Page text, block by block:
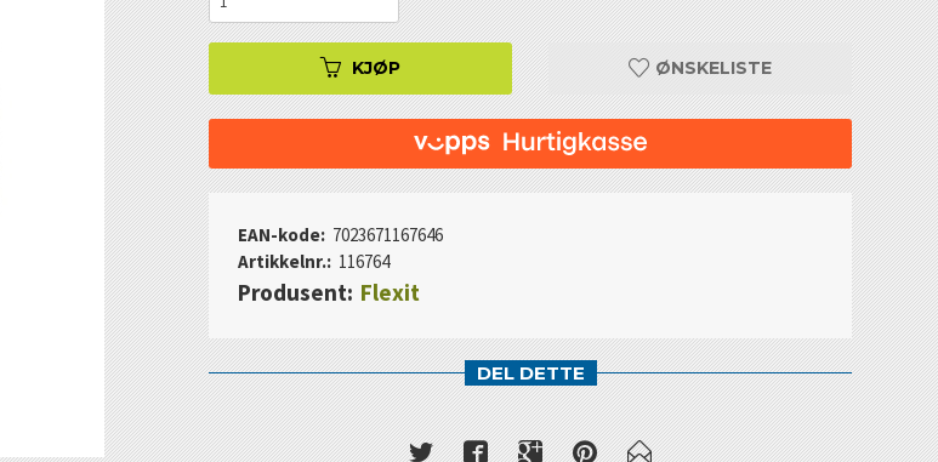
KJØP ØNSKELISTE
EAN-kode: 7023671167646
Artikkelnr.: 116764
Produsent: Flexit
DEL DETTE